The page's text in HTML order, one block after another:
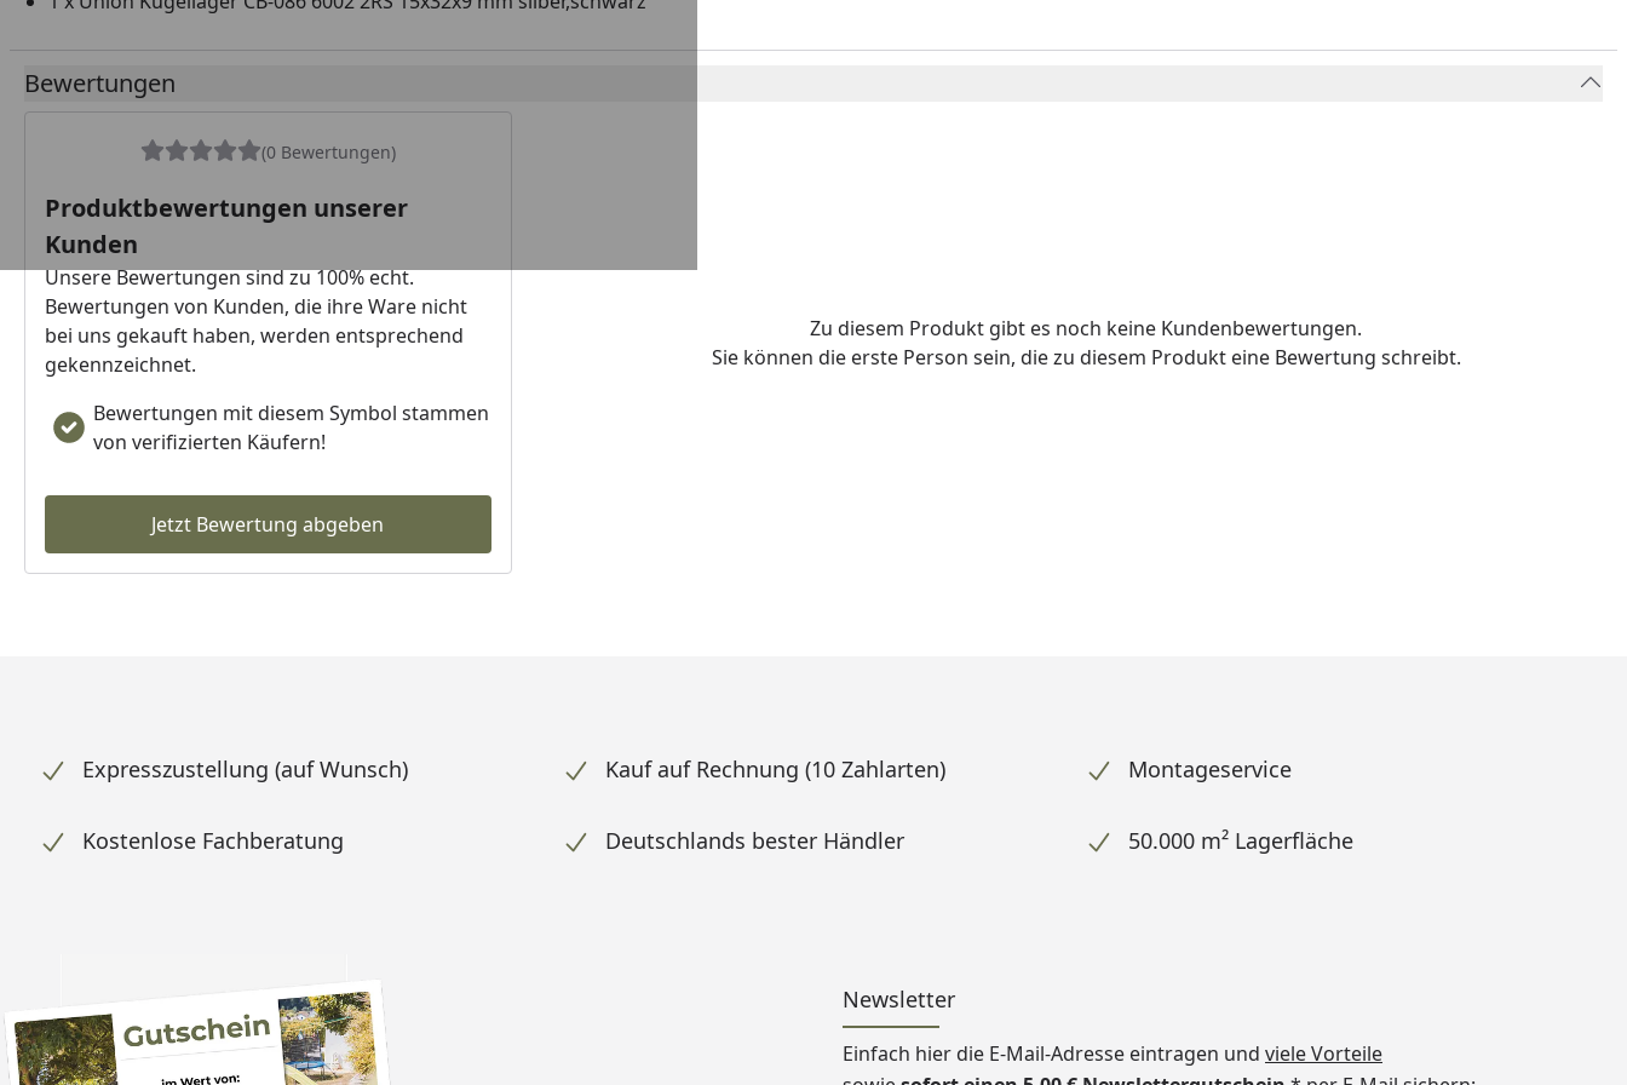
Bewertungen
(0 Bewertungen)
Produktbewertungen unserer
Kunden
Unsere Bewertungen sind zu 100% echt.
Bewertungen von Kunden, die ihre Ware nicht
bei uns gekauft haben, werden entsprechend
gekennzeichnet.
Bewertungen mit diesem Symbol stammen
von verifizierten Käufern!
Jetzt Bewertung abgeben
Zu diesem Produkt gibt es noch keine Kundenbewertungen.
Sie können die erste Person sein, die zu diesem Produkt eine Bewertung schreibt.
Expresszustellung (auf Wunsch) Kauf auf Rechnung (10 Zahlarten) Montageservice
Kostenlose Fachberatung Deutschlands bester Händler 50.000 m² Lagerfläche
Newsletter
Einfach hier die E-Mail-Adresse eintragen und viele Vorteile